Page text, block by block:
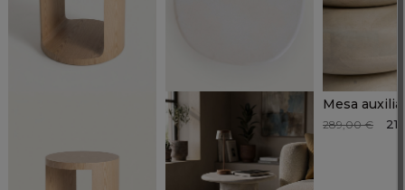
289,00 €